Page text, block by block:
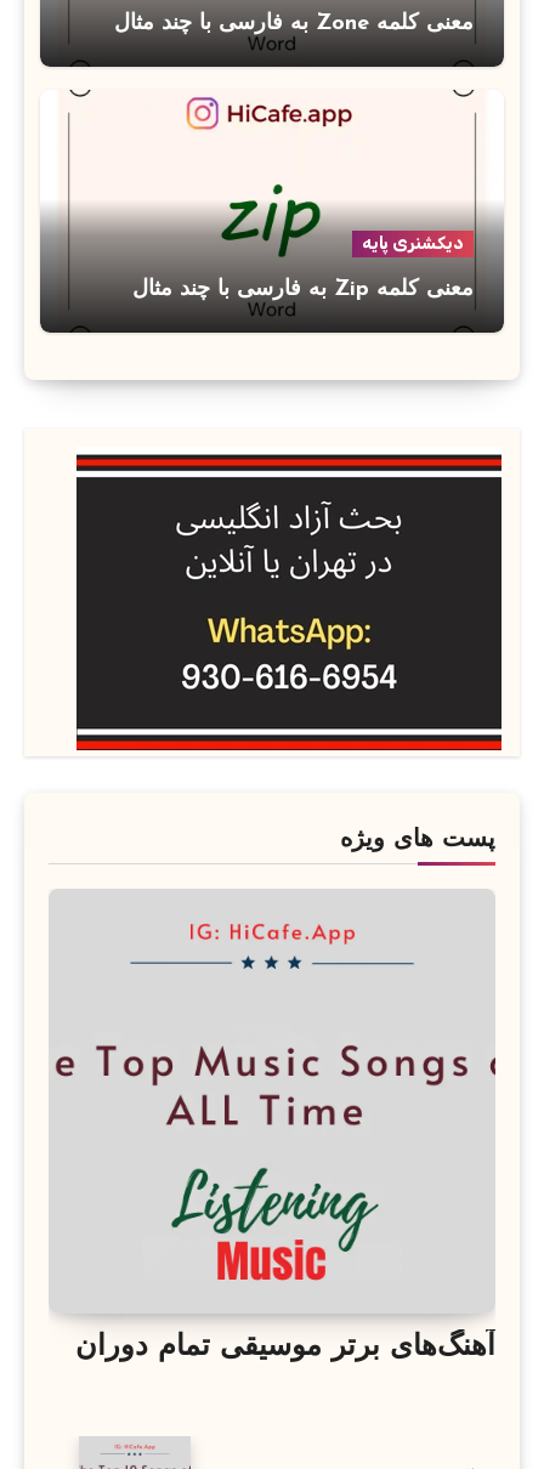
معنی کلمه Zone به فارسی با چند مثال
دیکشنری پایه
معنی کلمه Zip به فارسی با چند مثال
پست های ویژه
آهنگ‌های برتر موسیقی تمام دوران